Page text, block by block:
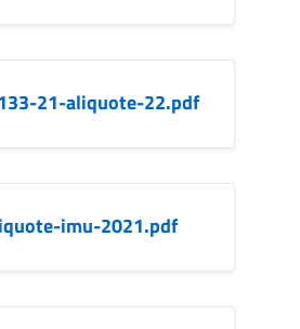
21-aliquote-22.pdf
imu-2021.pdf